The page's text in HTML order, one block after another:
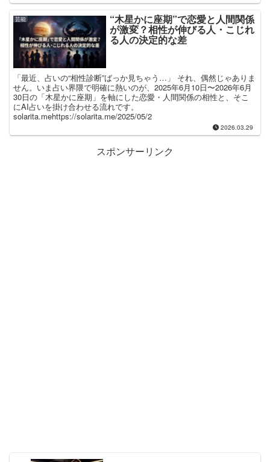
芸能 “木星かに座期”で恋愛と人間関係
が激変？相性が伸びる人・こじれ
る人の決定的な差
「最近、占いの“相性診断”ばっか見ちゃう…」 それ、偶然じゃありま
せん。いま占い界隈で明確に熱いのが、2025年6月10日〜2026年6月
30日の「木星かに座期」を軸にした恋愛・人間関係の相性と、そこ
にAI占いを掛け合わせる流れです。
solarita.mehttps://solarita.me/2025/05/2
2026.03.29
スポンサーリンク